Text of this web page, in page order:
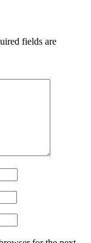
fields are